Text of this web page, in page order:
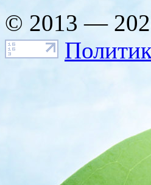
© 2013 —